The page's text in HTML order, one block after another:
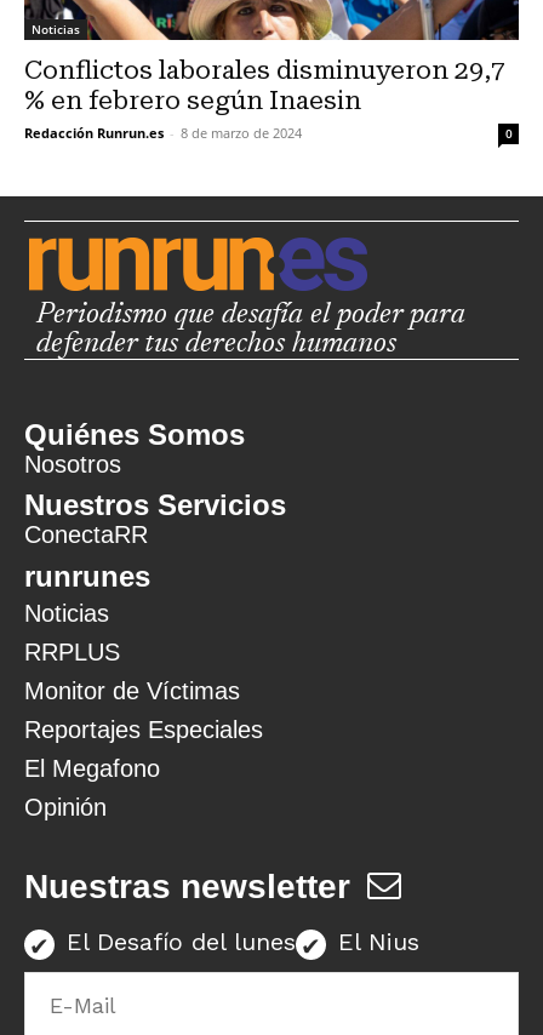
Noticias
Conflictos laborales disminuyeron 29,7
% en febrero según Inaesin
Redacción Runrun.es - 8 de marzo de 2024 0
Periodismo que desafía el poder para
defender tus derechos humanos
Quiénes Somos
Nosotros
Nuestros Servicios
ConectaRR
runrunes
Noticias
RRPLUS
Monitor de Víctimas
Reportajes Especiales
El Megafono
Opinión
Nuestras newsletter
El Desafío del lunes El Nius